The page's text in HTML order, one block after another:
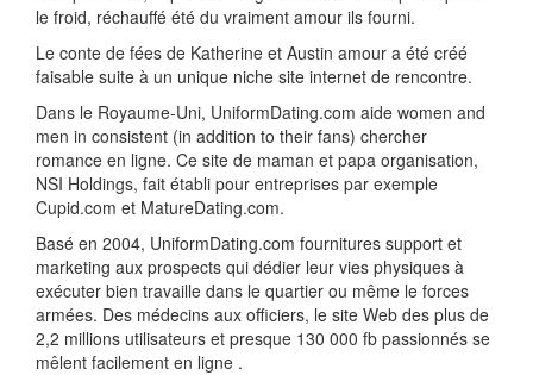
le froid, réchauffé été du vraiment amour ils fourni.
Le conte de fées de Katherine et Austin amour a été créé
faisable suite à un unique niche site internet de rencontre.
Dans le Royaume-Uni, UniformDating.com aide women and
men in consistent (in addition to their fans) chercher
romance en ligne. Ce site de maman et papa organisation,
NSI Holdings, fait établi pour entreprises par exemple
Cupid.com et MatureDating.com.
Basé en 2004, UniformDating.com fournitures support et
marketing aux prospects qui dédier leur vies physiques à
exécuter bien travaille dans le quartier ou même le forces
armées. Des médecins aux officiers, le site Web des plus de
2,2 millions utilisateurs et presque 130 000 fb passionnés se
mêlent facilement en ligne .